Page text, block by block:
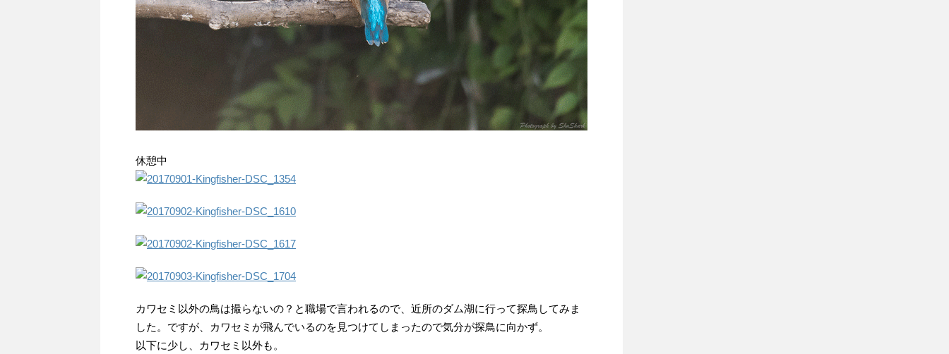
休憩中
カワセミ以外の鳥は撮らないの？と職場で言われるので、近所のダム湖に行って探鳥してみま
した。ですが、カワセミが飛んでいるのを見つけてしまったので気分が探鳥に向かず。
以下に少し、カワセミ以外も。